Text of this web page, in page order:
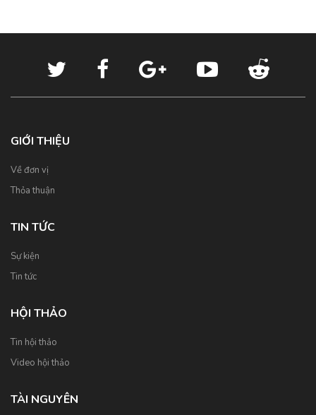
GIỚI THIỆU
Về đơn vị
Thỏa thuận
TIN TỨC
Sự kiện
Tin tức
HỘI THẢO
Tin hội thảo
Video hội thảo
TÀI NGUYÊN